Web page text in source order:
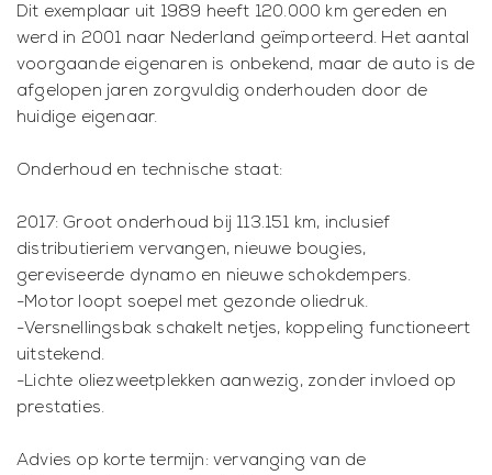
Dit exemplaar uit 1989 heeft 120.000 km gereden en
werd in 2001 naar Nederland geïmporteerd. Het aantal
voorgaande eigenaren is onbekend, maar de auto is de
afgelopen jaren zorgvuldig onderhouden door de
huidige eigenaar.
Onderhoud en technische staat:
2017: Groot onderhoud bij 113.151 km, inclusief
distributieriem vervangen, nieuwe bougies,
gereviseerde dynamo en nieuwe schokdempers.
-Motor loopt soepel met gezonde oliedruk.
-Versnellingsbak schakelt netjes, koppeling functioneert
uitstekend.
-Lichte oliezweetplekken aanwezig, zonder invloed op
prestaties.
Advies op korte termijn: vervanging van de